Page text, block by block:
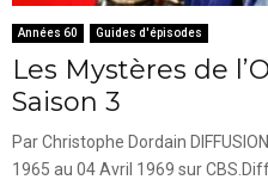
Années 60 Guides d'épisodes
Les Mystères de
Saison 3
Par Christophe Dordain
1965 au 04 Avril 1969 sur